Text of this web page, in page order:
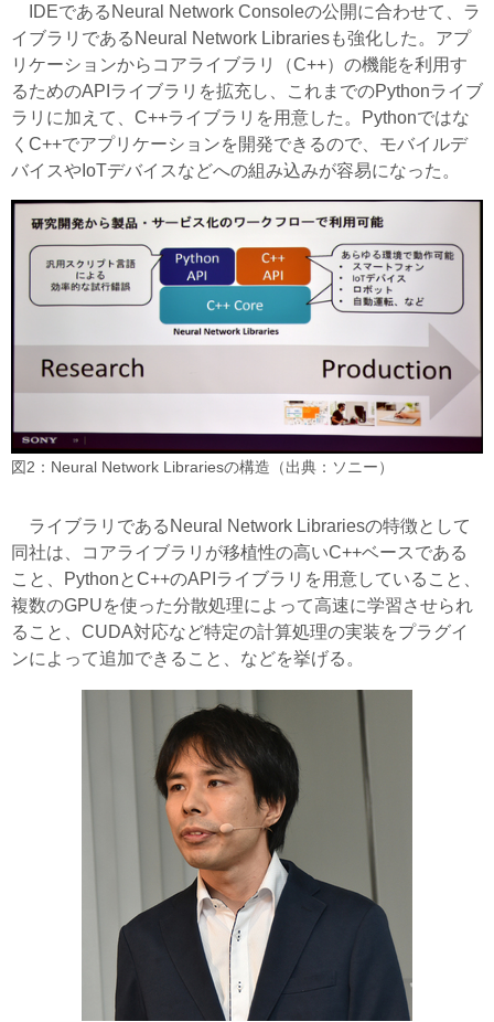
IDEであるNeural Network Consoleの公開に合わせて、ラ
イブラリであるNeural Network Librariesも強化した。アプ
リケーションからコアライブラリ（C++）の機能を利用す
るためのAPIライブラリを拡充し、これまでのPythonライブ
ラリに加えて、C++ライブラリを用意した。Pythonではな
くC++でアプリケーションを開発できるので、モバイルデ
バイスやIoTデバイスなどへの組み込みが容易になった。
図2：Neural Network Librariesの構造（出典：ソニー）
ライブラリであるNeural Network Librariesの特徴として
同社は、コアライブラリが移植性の高いC++ベースである
こと、PythonとC++のAPIライブラリを用意していること、
複数のGPUを使った分散処理によって高速に学習させられ
ること、CUDA対応など特定の計算処理の実装をプラグイ
ンによって追加できること、などを挙げる。